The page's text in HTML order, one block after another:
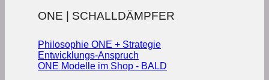
ONE | SCHALLDÄMPFER
Philosophie ONE + Strategie
Entwicklungs-Anspruch
ONE Modelle im Shop - BALD